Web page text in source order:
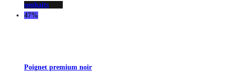
souhaits
47%
Poignet premium noir